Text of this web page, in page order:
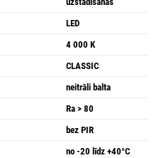
LED
4 000 K
CLASSIC
neitrāli balta
Ra > 80
bez PIR
no -20 līdz +40°C